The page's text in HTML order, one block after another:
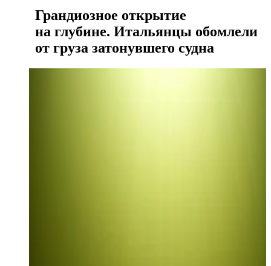
Грандиозное открытие
на глубине. Итальянцы обомлели
от груза затонувшего судна